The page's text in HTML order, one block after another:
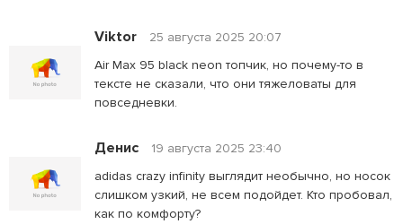
Viktor
25 августа 2025 20:07
Air Max 95 black neon топчик, но почему-то в
тексте не сказали, что они тяжеловаты для
повседневки.
Денис
19 августа 2025 23:40
adidas crazy infinity выглядит необычно, но носок
слишком узкий, не всем подойдет. Кто пробовал,
как по комфорту?